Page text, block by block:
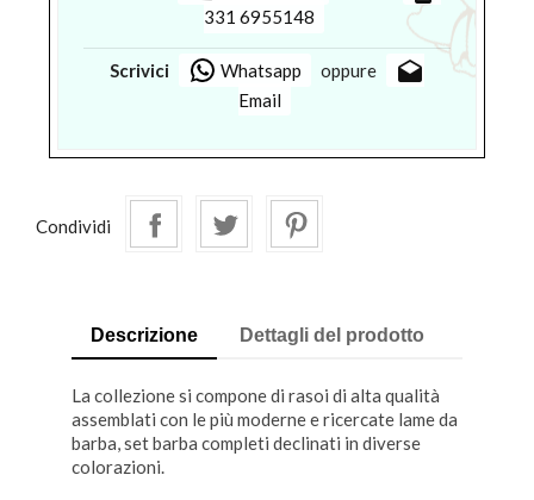
331 6955148
Scrivici Whatsapp oppure drafts
Email
Condividi
Descrizione Dettagli del prodotto
La collezione si compone di rasoi di alta qualità
assemblati con le più moderne e ricercate lame da
barba, set barba completi declinati in diverse
colorazioni.